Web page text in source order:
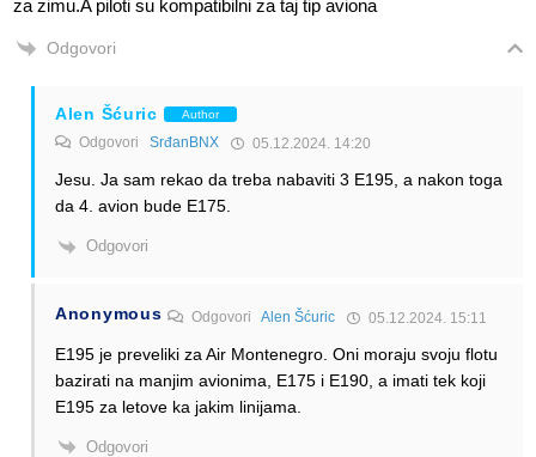
za zimu.A piloti su kompatibilni za taj tip aviona
Odgovori
Alen Šćuric Author
Odgovori SrđanBNX 05.12.2024. 14:20
Jesu. Ja sam rekao da treba nabaviti 3 E195, a nakon toga
da 4. avion bude E175.
Odgovori
Anonymous OdgovoriAlen Šćuric 05.12.2024. 15:11
E195 je preveliki za Air Montenegro. Oni moraju svoju flotu
bazirati na manjim avionima, E175 i E190, a imati tek koji
E195 za letove ka jakim linijama.
Odgovori